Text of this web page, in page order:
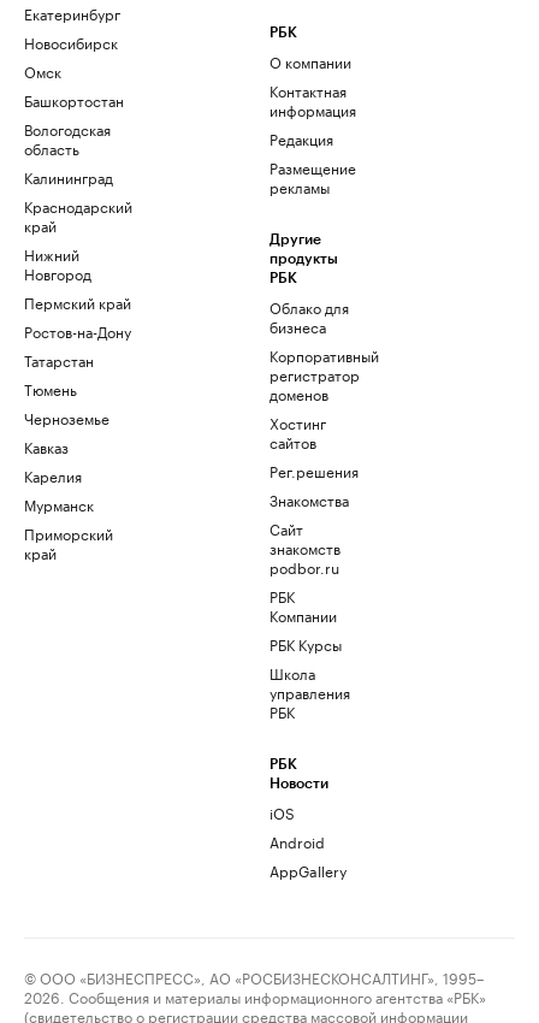
Екатеринбург
Новосибирск
Омск
Башкортостан
Вологодская
область
Калининград
Краснодарский
край
Нижний
Новгород
Пермский край
Ростов-на-Дону
Татарстан
Тюмень
Черноземье
Кавказ
Карелия
Мурманск
Приморский
край
РБК
О компании
Контактная
информация
Редакция
Размещение
рекламы
Другие
продукты
РБК
Облако для
бизнеса
Корпоративный
регистратор
доменов
Хостинг
сайтов
Рег.решения
Знакомства
Сайт
знакомств
podbor.ru
РБК
Компании
РБК Курсы
Школа
управления
РБК
РБК
Новости
iOS
Android
AppGallery
© ООО «БИЗНЕСПРЕСС», АО «РОСБИЗНЕСКОНСАЛТИНГ», 1995–
2026. Сообщения и материалы информационного агентства «РБК»
(свидетельство о регистрации средства массовой информации